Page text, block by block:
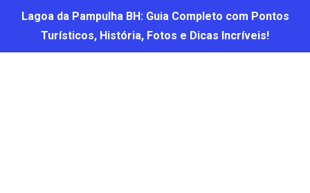
Lagoa da Pampulha BH: Guia Completo com Pontos
Turísticos, História, Fotos e Dicas Incríveis!